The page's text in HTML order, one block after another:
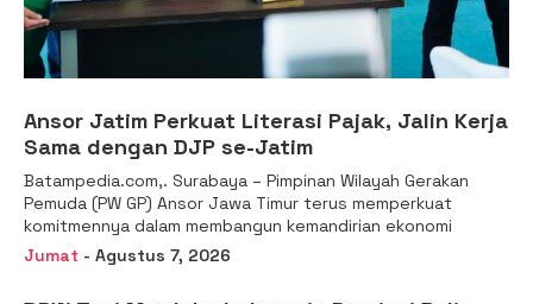
Ansor Jatim Perkuat Literasi Pajak, Jalin Kerja
Sama dengan DJP se-Jatim
Batampedia.com,. Surabaya – Pimpinan Wilayah Gerakan
Pemuda (PW GP) Ansor Jawa Timur terus memperkuat
komitmennya dalam membangun kemandirian ekonomi
Jumat - Agustus 7, 2026